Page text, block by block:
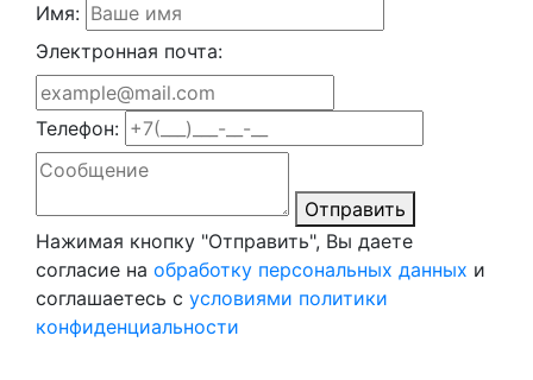
Имя:
Электронная почта:
Телефон:
Отправить
Нажимая кнопку "Отправить", Вы даете
согласие на обработку персональных данных и
соглашаетесь с условиями политики
конфиденциальности